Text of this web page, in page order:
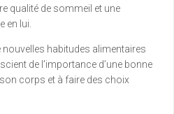
qualité de sommeil et une
en lui.
nouvelles habitudes alimentaires
de l’importance d’une bonne
corps et à faire des choix